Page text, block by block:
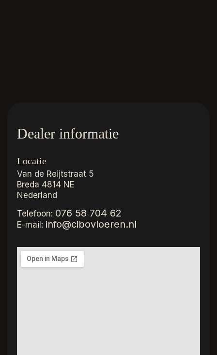
Dealer informatie
Locatie
Van de Reijtstraat 5
Breda 4814 NE
Nederland
Telefoon: 076 58 704 62
E-mail: info@cibovloeren.nl